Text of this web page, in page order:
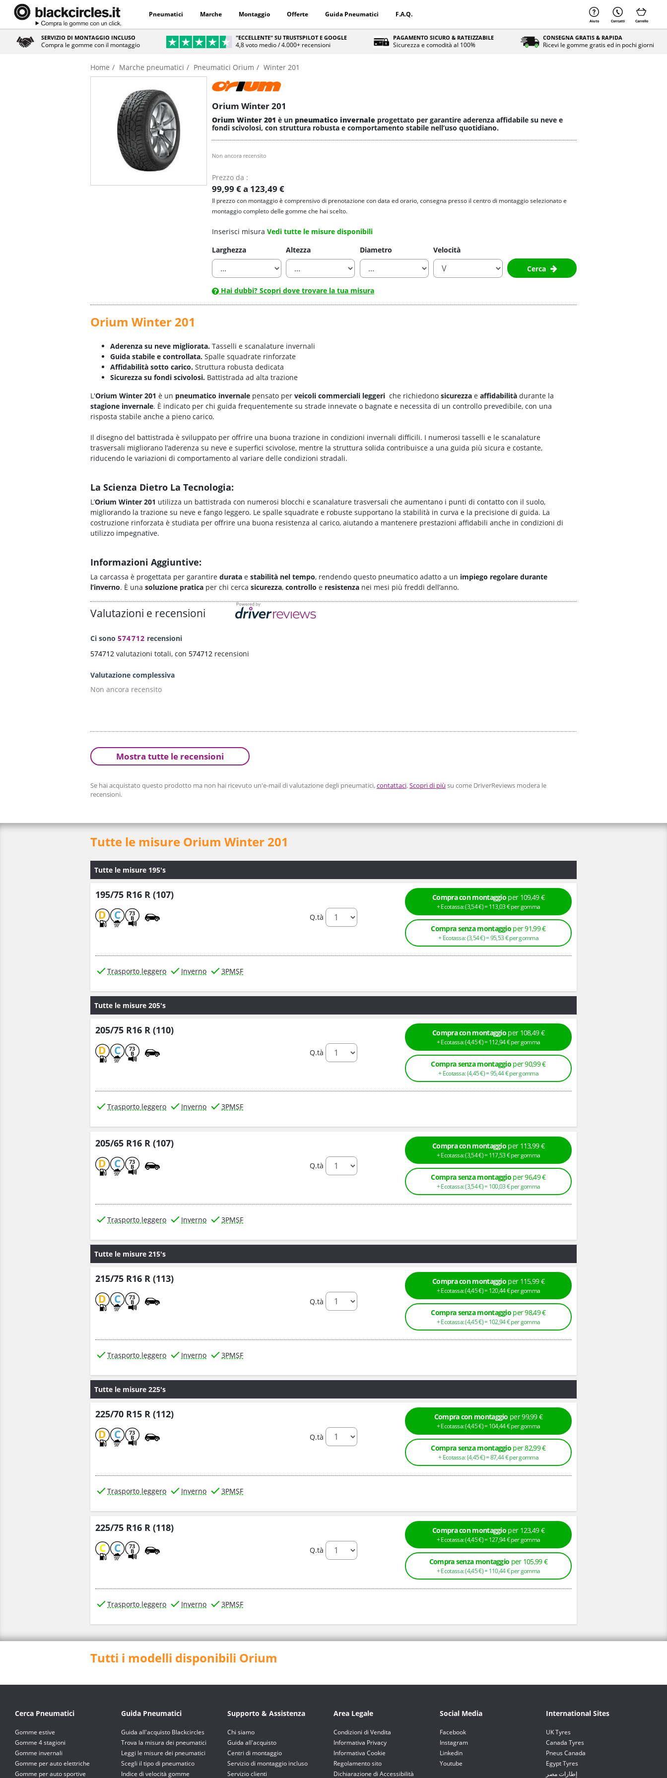
Pneumatici Marche Montaggio Offerte Guida Pneumatici F.A.Q.
Aiuto Contatti Carrello
SERVIZIO DI MONTAGGIO INCLUSO
Compra le gomme con il montaggio
"ECCELLENTE" SU TRUSTSPILOT E GOOGLE
4,8 voto medio / 4.000+ recensioni
PAGAMENTO SICURO & RATEIZZABILE
Sicurezza e comodità al 100%
CONSEGNA GRATIS & RAPIDA
Ricevi le gomme gratis ed in pochi giorni
Home Marche pneumatici Pneumatici Orium Winter 201
Orium Winter 201
Orium Winter 201 è un pneumatico invernale progettato per garantire aderenza affidabile su neve e
fondi scivolosi, con struttura robusta e comportamento stabile nell’uso quotidiano.
Non ancora recensito
Prezzo da :
99,99 € a 123,49 €
Il prezzo con montaggio è comprensivo di prenotazione con data ed orario, consegna presso il centro di montaggio selezionato e
montaggio completo delle gomme che hai scelto.
Inserisci misura Vedi tutte le misure disponibili
Larghezza
Altezza Diametro
Velocità
Cerca
Hai dubbi? Scopri dove trovare la tua misura
Orium Winter 201
Aderenza su neve migliorata. Tasselli e scanalature invernali
Guida stabile e controllata. Spalle squadrate rinforzate
Affidabilità sotto carico. Struttura robusta dedicata
Sicurezza su fondi scivolosi. Battistrada ad alta trazione
L'Orium Winter 201 è un pneumatico invernale pensato per veicoli commerciali leggeri che richiedono sicurezza e affidabilità durante la
stagione invernale. È indicato per chi guida frequentemente su strade innevate o bagnate e necessita di un controllo prevedibile, con una
risposta stabile anche a pieno carico.
Il disegno del battistrada è sviluppato per offrire una buona trazione in condizioni invernali difficili. I numerosi tasselli e le scanalature
trasversali migliorano l’aderenza su neve e superfici scivolose, mentre la struttura solida contribuisce a una guida più sicura e costante,
riducendo le variazioni di comportamento al variare delle condizioni stradali.
La Scienza Dietro La Tecnologia:
L’Orium Winter 201 utilizza un battistrada con numerosi blocchi e scanalature trasversali che aumentano i punti di contatto con il suolo,
migliorando la trazione su neve e fango leggero. Le spalle squadrate e robuste supportano la stabilità in curva e la precisione di guida. La
costruzione rinforzata è studiata per offrire una buona resistenza al carico, aiutando a mantenere prestazioni affidabili anche in condizioni di
utilizzo impegnative.
Informazioni Aggiuntive:
La carcassa è progettata per garantire durata e stabilità nel tempo, rendendo questo pneumatico adatto a un impiego regolare durante
l’inverno. È una soluzione pratica per chi cerca sicurezza, controllo e resistenza nei mesi più freddi dell’anno.
Valutazioni e recensioni
Ci sono 574712 recensioni
574712 valutazioni totali, con 574712 recensioni
Valutazione complessiva
Non ancora recensito
Mostra tutte le recensioni
Se hai acquistato questo prodotto ma non hai ricevuto un'e-mail di valutazione degli pneumatici,contattaci.Scopri di più su come DriverReviews modera le
recensioni.
Tutte le misure Orium Winter 201
Tutte le misure 195's
195/75 R16 R (107)
D C 73
B Q.tà
Compra con montaggio per 109,49 €
+ Ecotassa: (3,54€ ) =113,03€per gomma
Compra senza montaggio per 91,99 €
+ Ecotassa: (3,54€ ) =95,53€per gomma
Trasporto leggero Inverno 3PMSF
Tutte le misure 205's
205/75 R16 R (110)
D C 73
B Q.tà
Compra con montaggio per 108,49 €
+ Ecotassa: (4,45€ ) =112,94€per gomma
Compra senza montaggio per 90,99 €
+ Ecotassa: (4,45€ ) =95,44€per gomma
Trasporto leggero Inverno 3PMSF
205/65 R16 R (107)
D C 73
B Q.tà
Compra con montaggio per 113,99 €
+ Ecotassa: (3,54€ ) =117,53€per gomma
Compra senza montaggio per 96,49 €
+ Ecotassa: (3,54€ ) =100,03€per gomma
Trasporto leggero Inverno 3PMSF
Tutte le misure 215's
215/75 R16 R (113)
D C 73
B Q.tà
Compra con montaggio per 115,99 €
+ Ecotassa: (4,45€ ) =120,44€per gomma
Compra senza montaggio per 98,49 €
+ Ecotassa: (4,45€ ) =102,94€per gomma
Trasporto leggero Inverno 3PMSF
Tutte le misure 225's
225/70 R15 R (112)
D C 73
B Q.tà
Compra con montaggio per 99,99 €
+ Ecotassa: (4,45€ ) =104,44€per gomma
Compra senza montaggio per 82,99 €
+ Ecotassa: (4,45€ ) =87,44€per gomma
Trasporto leggero Inverno 3PMSF
225/75 R16 R (118)
C C 73
B Q.tà
Compra con montaggio per 123,49 €
+ Ecotassa: (4,45€ ) =127,94€per gomma
Compra senza montaggio per 105,99 €
+ Ecotassa: (4,45€ ) =110,44€per gomma
Trasporto leggero Inverno 3PMSF
Tutti i modelli disponibili Orium
Cerca Pneumatici
Gomme estive
Gomme 4 stagioni
Gomme invernali
Gomme per auto elettriche
Gomme per auto sportive
Guida Pneumatici
Guida all'acquisto Blackcircles
Trova la misura dei pneumatici
Leggi le misure dei pneumatici
Scegli il tipo di pneumatico
Indice di velocità gomme
Supporto & Assistenza
Chi siamo
Guida all'acquisto
Centri di montaggio
Servizio di montaggio incluso
Servizio clienti
Area Legale
Condizioni di Vendita
Informativa Privacy
Informativa Cookie
Regolamento sito
Dichiarazione di Accessibilità
Social Media
Facebook
Instagram
Linkedin
Youtube
International Sites
UK Tyres
Canada Tyres
Pneus Canada
Egypt Tyres
إطارات مصر